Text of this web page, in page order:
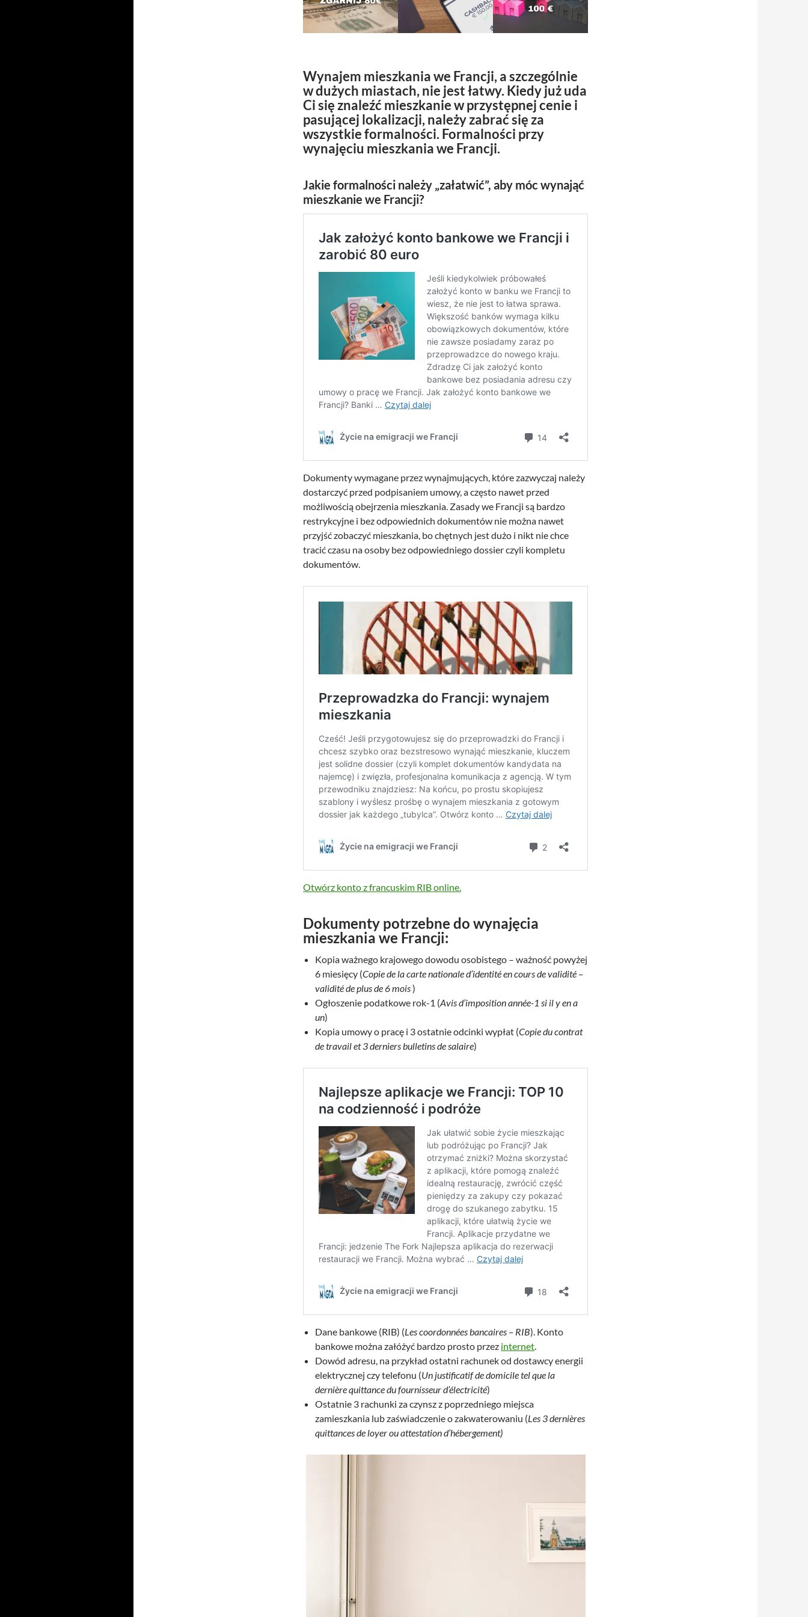
Wynajem mieszkania we Francji, a szczególnie
w dużych miastach, nie jest łatwy. Kiedy już uda
Ci się znaleźć mieszkanie w przystępnej cenie i
pasującej lokalizacji, należy zabrać się za
wszystkie formalności. Formalności przy
wynajęciu mieszkania we Francji.
Jakie formalności należy „załatwić”, aby móc wynająć
mieszkanie we Francji?
Dokumenty wymagane przez wynajmujących, które zazwyczaj należy
dostarczyć przed podpisaniem umowy, a często nawet przed
możliwością obejrzenia mieszkania. Zasady we Francji są bardzo
restrykcyjne i bez odpowiednich dokumentów nie można nawet
przyjść zobaczyć mieszkania, bo chętnych jest dużo i nikt nie chce
tracić czasu na osoby bez odpowiedniego dossier czyli kompletu
dokumentów.
Otwórz konto z francuskim RIB online.
Dokumenty potrzebne do wynajęcia
mieszkania we Francji:
Kopia ważnego krajowego dowodu osobistego – ważność powyżej
6 miesięcy (Copie de la carte nationale d’identité en cours de validité –
validité de plus de 6 mois)
Ogłoszenie podatkowe rok-1 (Avis d’imposition année-1 si il y en a
un)
Kopia umowy o pracę i 3 ostatnie odcinki wypłat (Copie du contrat
de travail et 3 derniers bulletins de salaire)
Dane bankowe (RIB) (Les coordonnées bancaires – RIB). Konto
bankowe można załóżyć bardzo prosto przez internet.
Dowód adresu, na przykład ostatni rachunek od dostawcy energii
elektrycznej czy telefonu (Un justificatif de domicile tel que la
dernière quittance du fournisseur d’électricité)
Ostatnie 3 rachunki za czynsz z poprzedniego miejsca
zamieszkania lub zaświadczenie o zakwaterowaniu (Les 3 dernières
quittances de loyer ou attestation d’hébergement)